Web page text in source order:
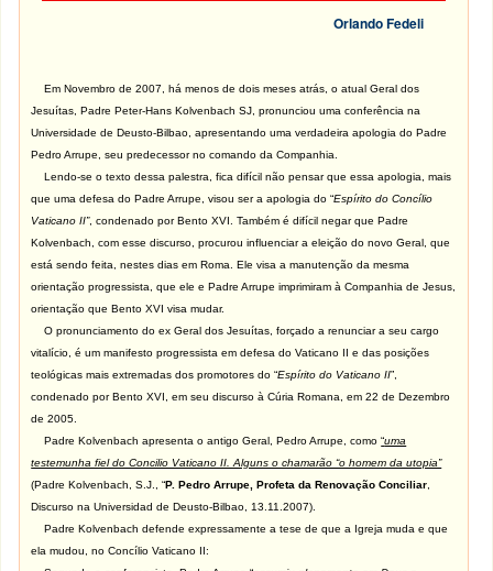
Orlando Fedeli
Em Novembro de 2007, há menos de dois meses atrás, o atual Geral dos
Jesuítas, Padre Peter-Hans Kolvenbach SJ, pronunciou uma conferência na
Universidade de Deusto-Bilbao, apresentando uma verdadeira apologia do Padre
Pedro Arrupe, seu predecessor no comando da Companhia.
Lendo-se o texto dessa palestra, fica difícil não pensar que essa apologia, mais
que uma defesa do Padre Arrupe, visou ser a apologia do “Espírito do Concílio
Vaticano II”, condenado por Bento XVI. Também é difícil negar que Padre
Kolvenbach, com esse discurso, procurou influenciar a eleição do novo Geral, que
está sendo feita, nestes dias em Roma. Ele visa a manutenção da mesma
orientação progressista, que ele e Padre Arrupe imprimiram à Companhia de Jesus,
orientação que Bento XVI visa mudar.
O pronunciamento do ex Geral dos Jesuítas, forçado a renunciar a seu cargo
vitalício, é um manifesto progressista em defesa do Vaticano II e das posições
teológicas mais extremadas dos promotores do “Espírito do Vaticano II”,
condenado por Bento XVI, em seu discurso à Cúria Romana, em 22 de Dezembro
de 2005.
Padre Kolvenbach apresenta o antigo Geral, Pedro Arrupe, como“uma
testemunha fiel do Concilio Vaticano II. Alguns o chamarão “o homem da utopia”
(Padre Kolvenbach, S.J., “P. Pedro Arrupe, Profeta da Renovação Conciliar
Discurso na Universidad de Deusto-Bilbao, 13.11.2007).
Padre Kolvenbach defende expressamente a tese de que a Igreja muda e que
ela mudou, no Concílio Vaticano II: